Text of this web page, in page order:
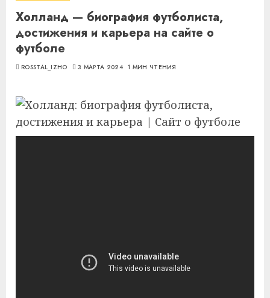
Холланд — биография футболиста,
достижения и карьера на сайте о
футболе
ROSSTAL_IZHO 3 МАРТА 2024 1 МИН ЧТЕНИЯ